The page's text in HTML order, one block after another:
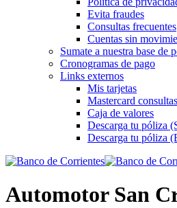
Evita fraudes
Consultas frecuentes
Cuentas sin
Sumate a nuestra base de
Cronogramas de pago
Links externos
Mis tarjetas
Mastercard consultas
Caja de valores
Descarga tu póliza
Descarga tu póliza
Automotor San